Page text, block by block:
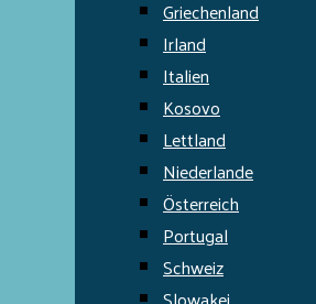
Griechenland
Irland
Italien
Kosovo
Lettland
Niederlande
Österreich
Portugal
Schweiz